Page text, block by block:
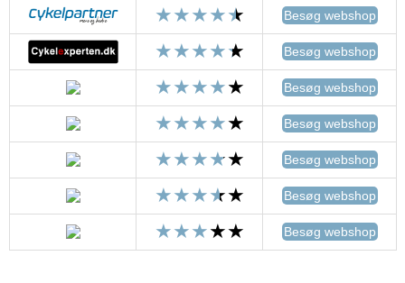
Besøg webshop
Besøg webshop
Besøg webshop
Besøg webshop
Besøg webshop
Besøg webshop
Besøg webshop